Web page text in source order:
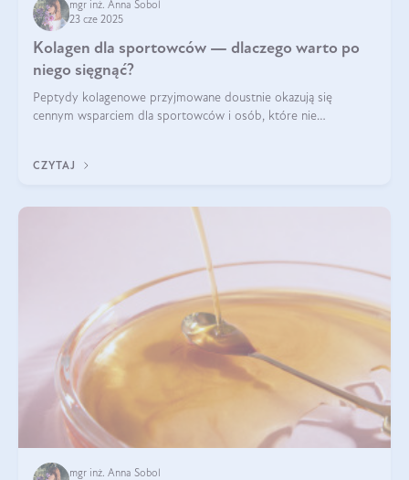
mgr inż. Anna Sobol
23 cze 2025
Kolagen dla sportowców — dlaczego warto po
niego sięgnąć?
Peptydy kolagenowe przyjmowane doustnie okazują się
cennym wsparciem dla sportowców i osób, które nie
CZYTAJ
mgr inż. Anna Sobol